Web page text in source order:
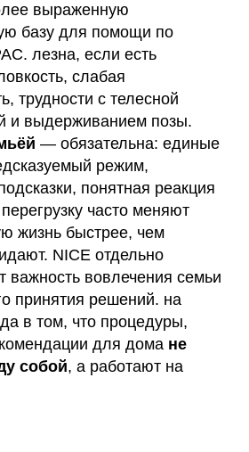
выраженную
базу для помощи по
лезна, если есть
слабая
трудности с телесной
и выдерживанием позы.
— обязательна: единые
режим,
понятная реакция
часто меняют
жизнь быстрее, чем
NICE отдельно
важность вовлечения семьи
принятия решений. на
в том, что процедуры,
для дома не
собой, а работают на